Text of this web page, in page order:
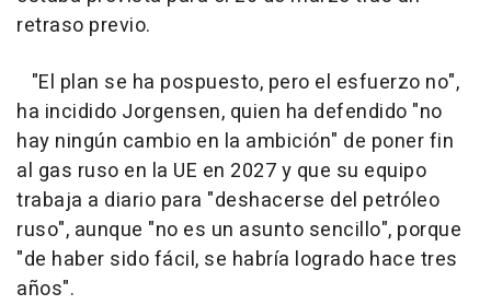
retraso previo.
"El plan se ha pospuesto, pero el esfuerzo no",
ha incidido Jorgensen, quien ha defendido "no
hay ningún cambio en la ambición" de poner fin
al gas ruso en la UE en 2027 y que su equipo
trabaja a diario para "deshacerse del petróleo
ruso", aunque "no es un asunto sencillo", porque
"de haber sido fácil, se habría logrado hace tres
años".